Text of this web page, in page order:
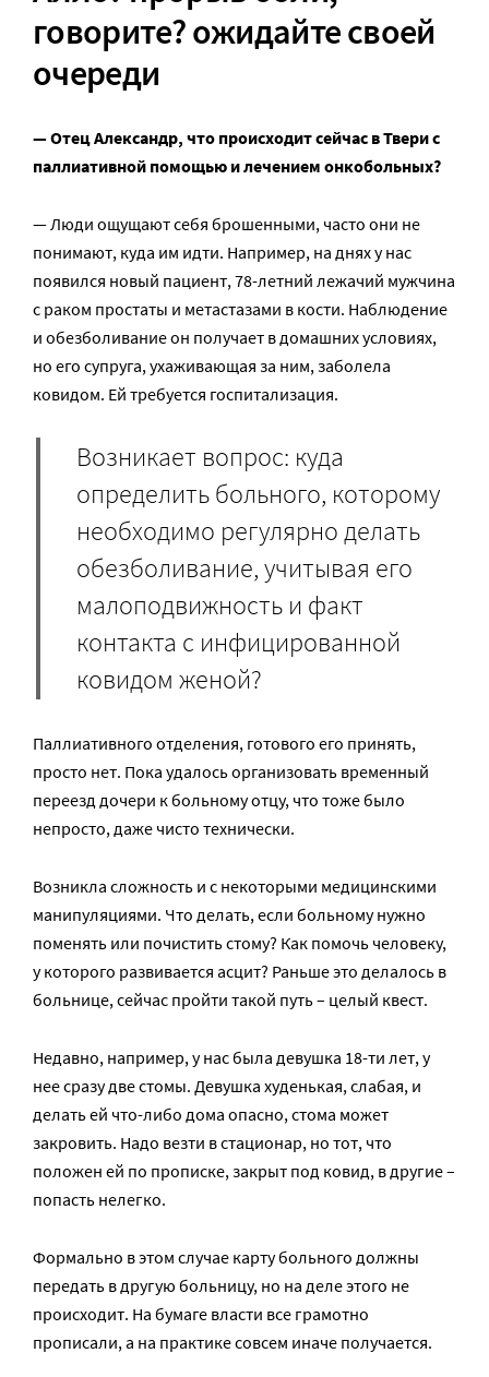
говорите? ожидайте своей
очереди
— Отец Александр, что происходит сейчас в Твери с
паллиативной помощью и лечением онкобольных?
— Люди ощущают себя брошенными, часто они не
понимают, куда им идти. Например, на днях у нас
появился новый пациент, 78-летний лежачий мужчина
с раком простаты и метастазами в кости. Наблюдение
и обезболивание он получает в домашних условиях,
но его супруга, ухаживающая за ним, заболела
ковидом. Ей требуется госпитализация.
Возникает вопрос: куда
определить больного, которому
необходимо регулярно делать
обезболивание, учитывая его
малоподвижность и факт
контакта с инфицированной
ковидом женой?
Паллиативного отделения, готового его принять,
просто нет. Пока удалось организовать временный
переезд дочери к больному отцу, что тоже было
непросто, даже чисто технически.
Возникла сложность и с некоторыми медицинскими
манипуляциями. Что делать, если больному нужно
поменять или почистить стому? Как помочь человеку,
у которого развивается асцит? Раньше это делалось в
больнице, сейчас пройти такой путь – целый квест.
Недавно, например, у нас была девушка 18-ти лет, у
нее сразу две стомы. Девушка худенькая, слабая, и
делать ей что-либо дома опасно, стома может
закровить. Надо везти в стационар, но тот, что
положен ей по прописке, закрыт под ковид, в другие –
попасть нелегко.
Формально в этом случае карту больного должны
передать в другую больницу, но на деле этого не
происходит. На бумаге власти все грамотно
прописали, а на практике совсем иначе получается.